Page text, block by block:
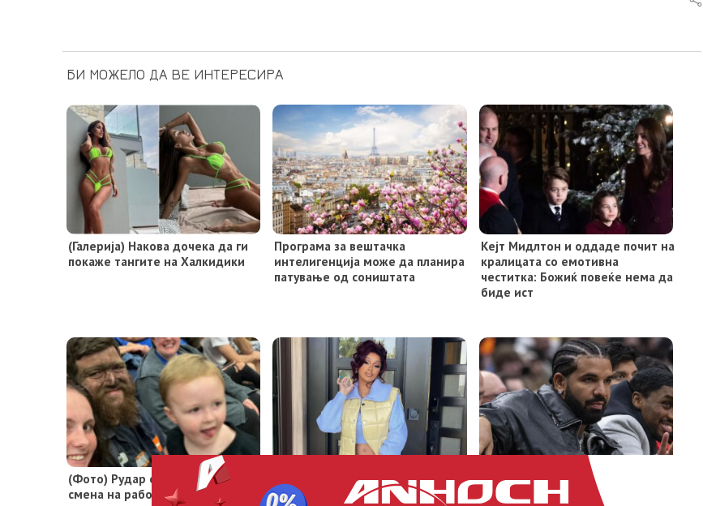
БИ МОЖЕЛО ДА ВЕ ИНТЕРЕСИРА
(Галерија) Накова дочека да ги
покаже тангите на Халкидики
Програма за вештачка
интелигенција може да планира
патување од соништата
Кејт Мидлтон и оддаде почит на
кралицата со емотивна
честитка: Божиќ повеќе нема да
биде ист
(Фото) Рудар откако завршил со
смена на работа одма го однел
(Видео) Карди Би ги изненади
сите со тетоважа на лицето
Маж провалил во станот на
раперот Дрејк, тврдел дека му е